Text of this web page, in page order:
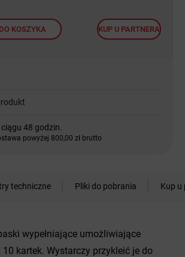
DO KOSZYKA KUP U PARTNERA
ciągu 48 godzin.
powyżej 800,00 zł brutto
techniczne Pliki do pobrania Kup u
wypełniające umożliwiające
kartek. Wystarczy przykleić je do